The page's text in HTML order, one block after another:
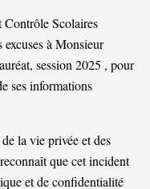
Contrôle Scolaires
à Monsieur
session 2025 , pour
ses informations
la vie privée et des
que cet incident
et de confidentialité